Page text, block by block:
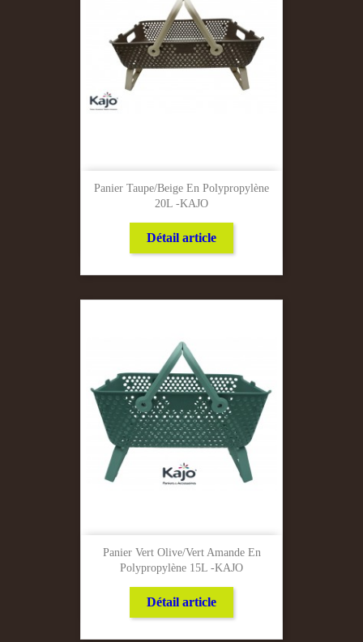
Panier Taupe/Beige En Polypropylène
20L -KAJO
Détail article
Panier Vert Olive/Vert Amande En
Polypropylène 15L -KAJO
Détail article